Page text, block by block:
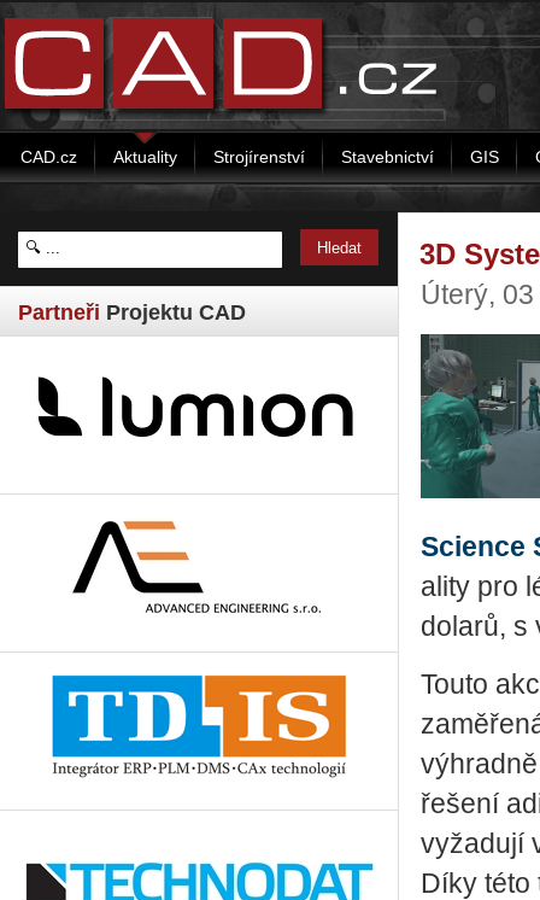
CAD.cz Aktuality Strojírenství Stavebnictví GIS
Partneři Projektu CAD
3D
Úterý,
Science
a­li­ty pro
do­la­rů, s
Touto
ře­še­ní
vy­ža­du­jí
Díky této